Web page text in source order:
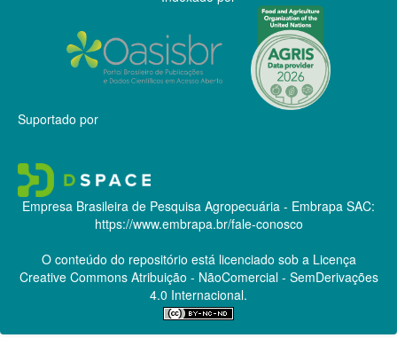
Suportado por
Empresa Brasileira de Pesquisa Agropecuária - Embrapa SAC:
https://www.embrapa.br/fale-conosco
O conteúdo do repositório está licenciado sob a Licença
Creative CommonsAtribuição - NãoComercial - SemDerivações
4.0 Internacional.